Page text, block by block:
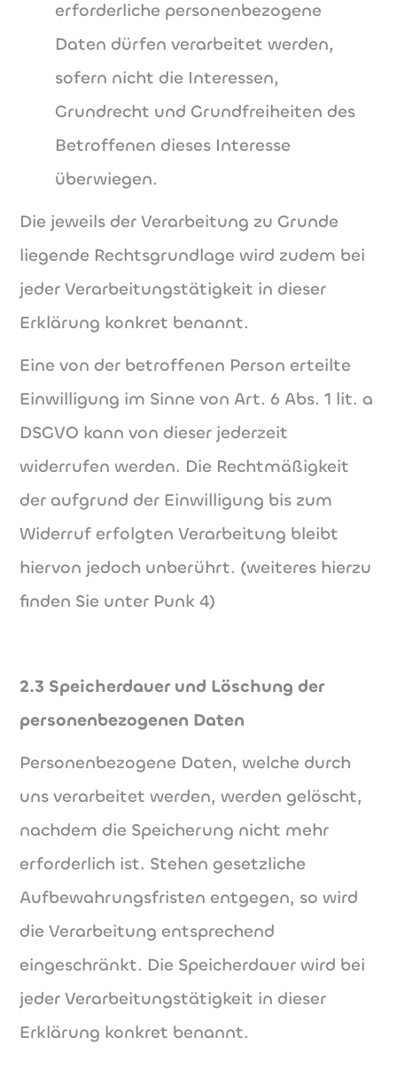
erforderliche personenbezogene
Daten dürfen verarbeitet werden,
sofern nicht die Interessen,
Grundrecht und Grundfreiheiten des
Betroffenen dieses Interesse
überwiegen.
Die jeweils der Verarbeitung zu Grunde
liegende Rechtsgrundlage wird zudem bei
jeder Verarbeitungstätigkeit in dieser
Erklärung konkret benannt.
Eine von der betroffenen Person erteilte
Einwilligung im Sinne von Art. 6 Abs. 1 lit. a
DSGVO kann von dieser jederzeit
widerrufen werden. Die Rechtmäßigkeit
der aufgrund der Einwilligung bis zum
Widerruf erfolgten Verarbeitung bleibt
hiervon jedoch unberührt. (weiteres hierzu
finden Sie unter Punk 4)
2.3 Speicherdauer und Löschung der
personenbezogenen Daten
Personenbezogene Daten, welche durch
uns verarbeitet werden, werden gelöscht,
nachdem die Speicherung nicht mehr
erforderlich ist. Stehen gesetzliche
Aufbewahrungsfristen entgegen, so wird
die Verarbeitung entsprechend
eingeschränkt. Die Speicherdauer wird bei
jeder Verarbeitungstätigkeit in dieser
Erklärung konkret benannt.